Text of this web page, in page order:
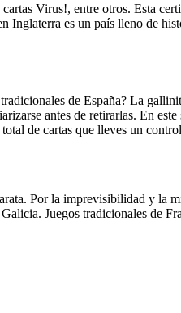
Virus!, entre otros. Esta
Inglaterra es un país lleno de
de España? La
antes de retirarlas. En
de cartas que lleves un
Por la imprevisibilidad y la
Juegos tradicionales de